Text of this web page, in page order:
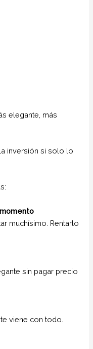
elegante, más
inversión si solo lo
muchísimo. Rentarlo
sin pagar precio
viene con todo.